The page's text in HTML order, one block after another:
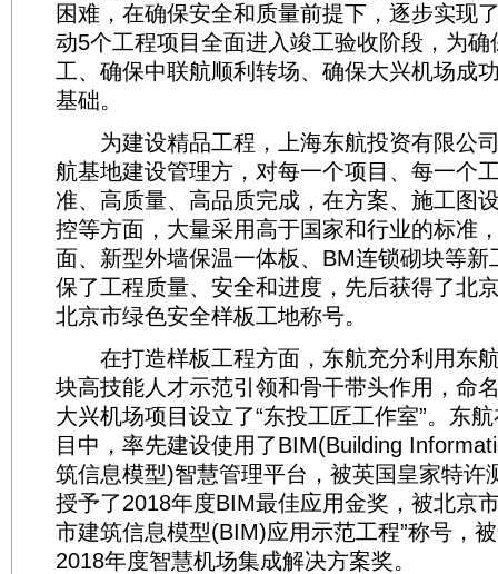
困难，在确保安全和质量前提下，逐步实现
动5个工程项目全面进入竣工验收阶段，为
工、确保中联航顺利转场、确保大兴机场成
基础。
为建设精品工程，上海东航投资有限公
航基地建设管理方，对每一个项目、每一个
准、高质量、高品质完成，在方案、施工图
控等方面，大量采用高于国家和行业的标准
面、新型外墙保温一体板、BM连锁砌块等新
保了工程质量、安全和进度，先后获得了北
北京市绿色安全样板工地称号。
在打造样板工程方面，东航充分利用东
块高技能人才示范引领和骨干带头作用，命
大兴机场项目设立了“东投工匠工作室”。东
目中，率先建设使用了BIM(Building
筑信息模型)智慧管理平台，被英国皇家特许
授予了2018年度BIM最佳应用金奖，被北京
市建筑信息模型(BIM)应用示范工程”称号，
2018年度智慧机场集成解决方案奖。